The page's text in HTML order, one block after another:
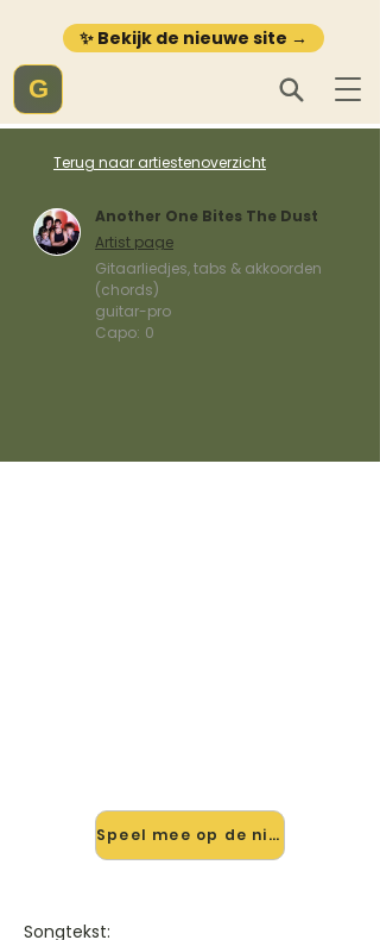
✨ Bekijk de nieuwe site →
G
Terug naar artiestenoverzicht
Another One Bites The Dust
Artist page
Gitaarliedjes, tabs & akkoorden
(chords)
guitar-pro
Capo: 0
Speel mee op de nieuwe site →
Songtekst: